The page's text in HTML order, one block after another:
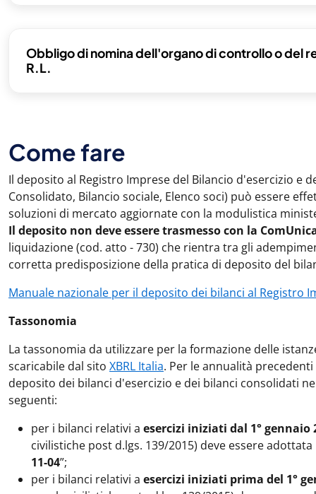
Obbligo di nomina dell'organo di controllo o del
R.L.
Come fare
Il deposito al Registro Imprese del Bilancio d'esercizio e
Consolidato, Bilancio sociale, Elenco soci) può essere
soluzioni di mercato aggiornate con la modulistica
Il deposito non deve essere trasmesso con la
liquidazione (cod. atto - 730) che rientra tra gli
corretta predisposizione della pratica di deposito del
Manuale nazionale per il deposito dei bilanci al Registro
Tassonomia
La tassonomia da utilizzare per la formazione delle
scaricabile dal sito XBRL Italia. Per le annualità
deposito dei bilanci d'esercizio e dei bilanci consolidati
seguenti:
per i bilanci relativi a esercizi iniziati dal 1° gennaio
civilistiche post d.lgs. 139/2015) deve essere adottata
11-04”;
per i bilanci relativi a esercizi iniziati prima del 1°